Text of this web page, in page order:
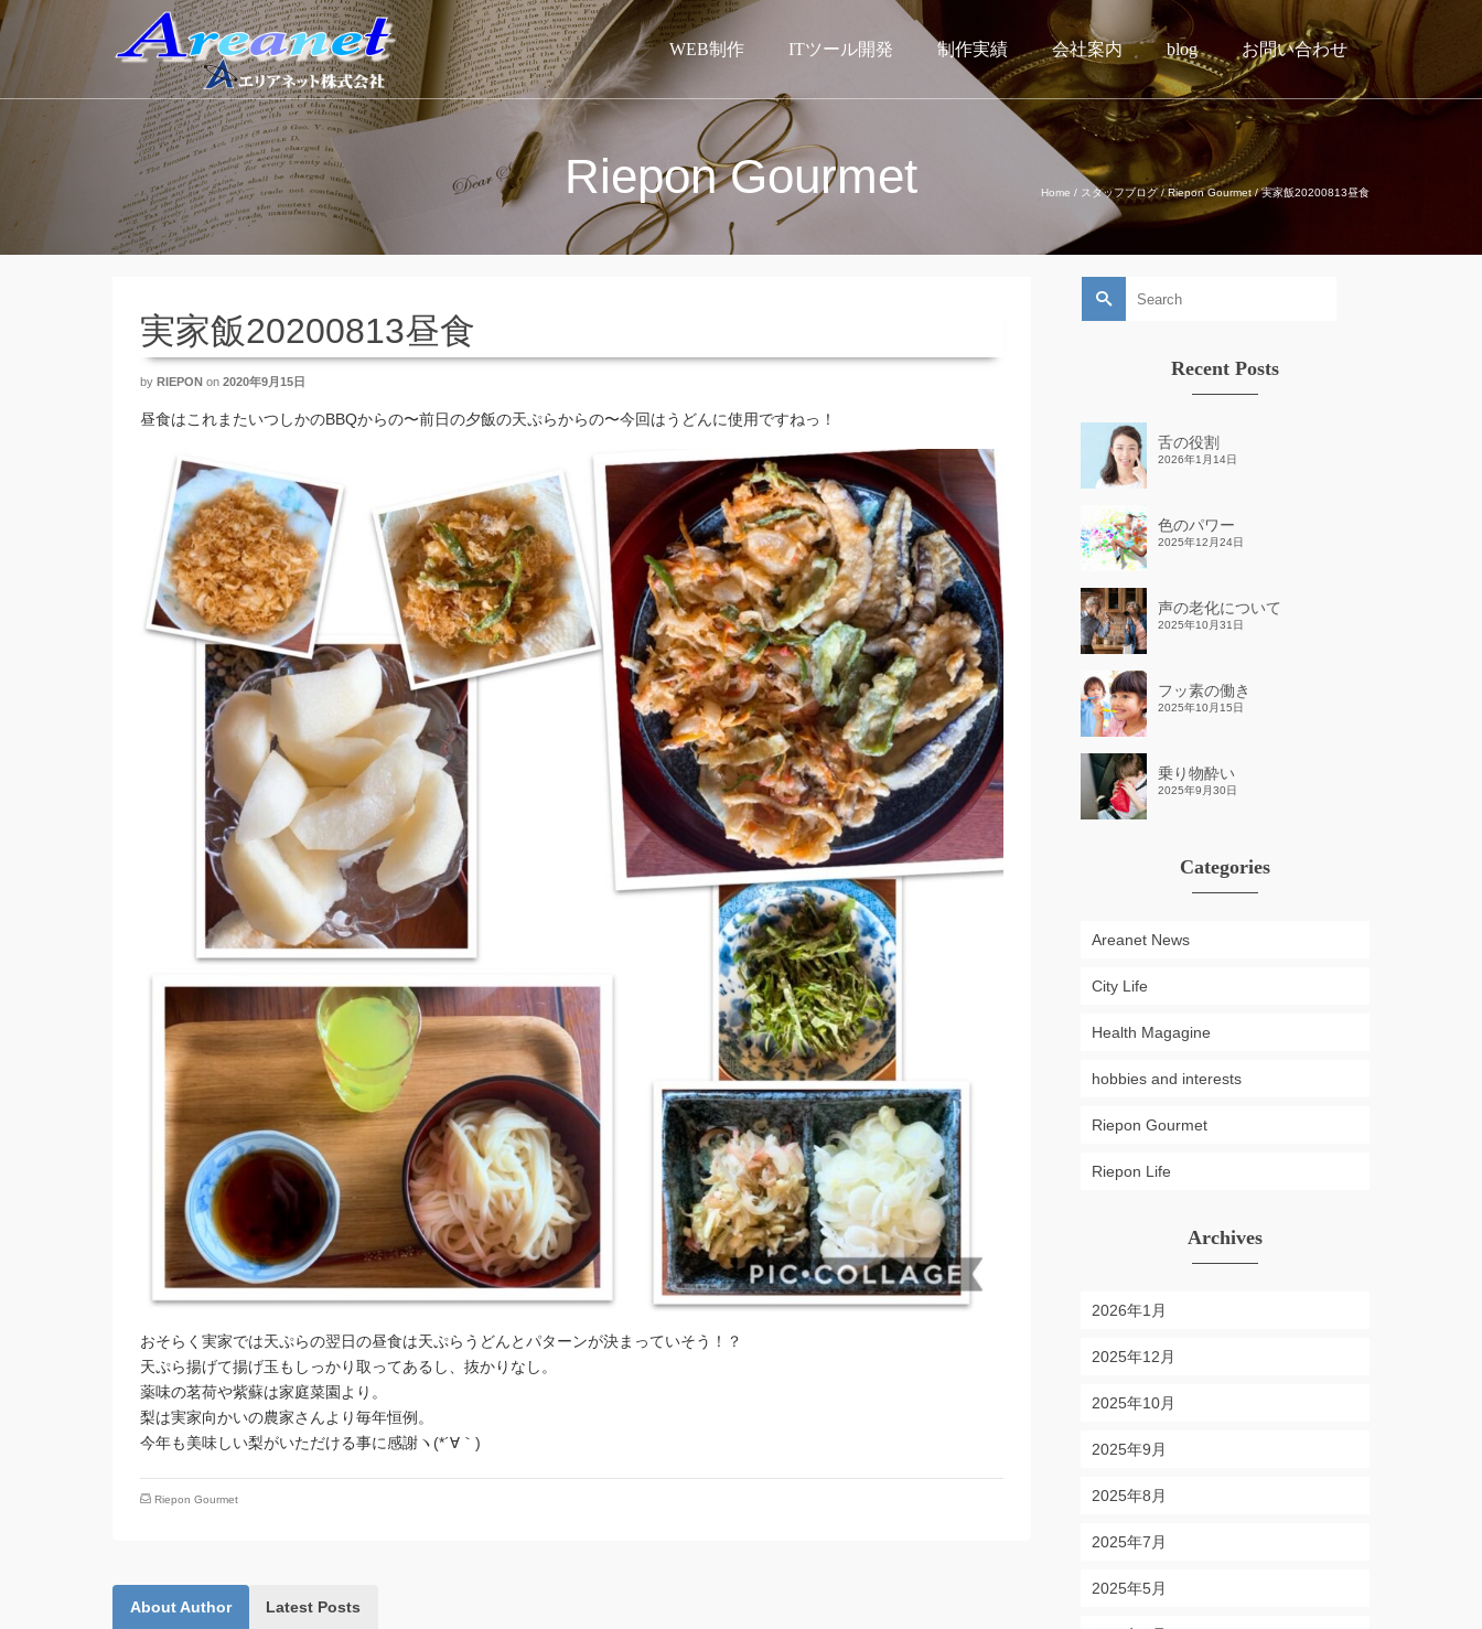
WEB制作 ITツール開発 制作実績 会社案内 blog お問い合わせ
Riepon Gourmet Home / スタッフブログ / Riepon Gourmet / 実家飯20200813昼食
実家飯20200813昼食
by RIEPON on 2020年9月15日
昼食はこれまたいつしかのBBQからの〜前日の夕飯の天ぷらからの〜今回はうどんに使用ですねっ！
おそらく実家では天ぷらの翌日の昼食は天ぷらうどんとパターンが決まっていそう！？
天ぷら揚げて揚げ玉もしっかり取ってあるし、抜かりなし。
薬味の茗荷や紫蘇は家庭菜園より。
梨は実家向かいの農家さんより毎年恒例。
今年も美味しい梨がいただける事に感謝ヽ(*´∀｀)
Riepon Gourmet
About Author Latest Posts
Search
for:
Recent Posts
舌の役割
2026年1月14日
色のパワー
2025年12月24日
声の老化について
2025年10月31日
フッ素の働き
2025年10月15日
乗り物酔い
2025年9月30日
Categories
Areanet News
City Life
Health Magagine
hobbies and interests
Riepon Gourmet
Riepon Life
Archives
2026年1月
2025年12月
2025年10月
2025年9月
2025年8月
2025年7月
2025年5月